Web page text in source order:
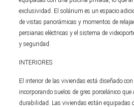
exclusividad. El solárium es un espacio
de vistas panorámicas y momentos de
persianas eléctricas y el sistema de
y seguridad.
INTERIORES
El interior de las viviendas está diseñado
incorporando suelos de gres porcelánico que
durabilidad. Las viviendas están equipadas